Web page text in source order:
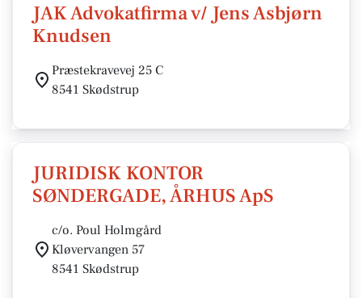
JAK Advokatfirma v/ Jens Asbjørn
Knudsen
Præstekravevej 25 C
8541 Skødstrup
JURIDISK KONTOR
SØNDERGADE, ÅRHUS ApS
c/o. Poul Holmgård
Kløvervangen 57
8541 Skødstrup